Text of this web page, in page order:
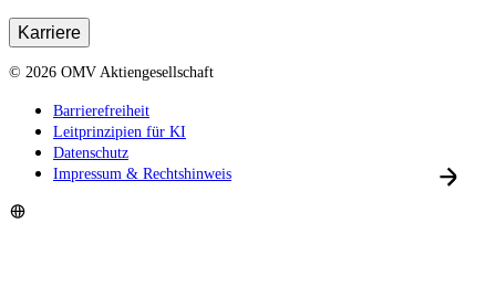
Karriere
© 2026 OMV Aktiengesellschaft
Barrierefreiheit
Leitprinzipien für KI
Datenschutz
Impressum & Rechtshinweis